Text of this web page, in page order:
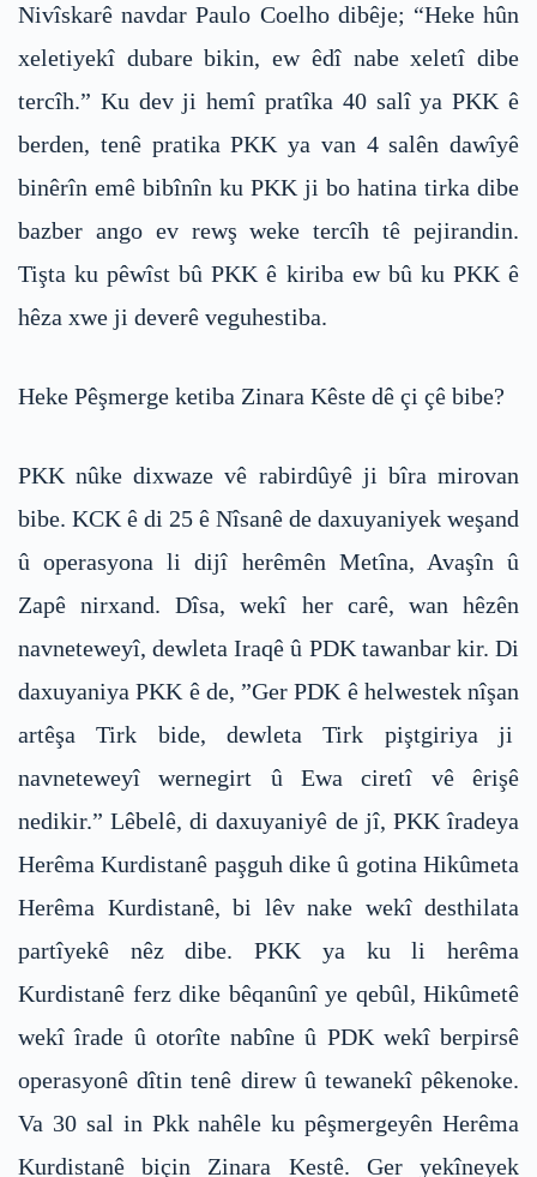
Nivîskarê navdar Paulo Coelho dibêje; “Heke hûn
xeletiyekî dubare bikin, ew êdî nabe xeletî dibe
tercîh.” Ku dev ji hemî pratîka 40 salî ya PKK ê
berden, tenê pratika PKK ya van 4 salên dawîyê
binêrîn emê bibînîn ku PKK ji bo hatina tirka dibe
bazber ango ev rewş weke tercîh tê pejirandin.
Tişta ku pêwîst bû PKK ê kiriba ew bû ku PKK ê
hêza xwe ji deverê veguhestiba.
Heke Pêşmerge ketiba Zinara Kêste dê çi çê bibe?
PKK nûke dixwaze vê rabirdûyê ji bîra mirovan
bibe. KCK ê di 25 ê Nîsanê de daxuyaniyek weşand
û operasyona li dijî herêmên Metîna, Avaşîn û
Zapê nirxand. Dîsa, wekî her carê, wan hêzên
navneteweyî, dewleta Iraqê û PDK tawanbar kir. Di
daxuyaniya PKK ê de, ”Ger PDK ê helwestek nîşan
artêşa Tirk bide, dewleta Tirk piştgiriya ji
navneteweyî wernegirt û Ewa ciretî vê êrişê
nedikir.” Lêbelê, di daxuyaniyê de jî, PKK îradeya
Herêma Kurdistanê paşguh dike û gotina Hikûmeta
Herêma Kurdistanê, bi lêv nake wekî desthilata
partîyekê nêz dibe. PKK ya ku li herêma
Kurdistanê ferz dike bêqanûnî ye qebûl, Hikûmetê
wekî îrade û otorîte nabîne û PDK wekî berpirsê
operasyonê dîtin tenê direw û tewanekî pêkenoke.
Va 30 sal in Pkk nahêle ku pêşmergeyên Herêma
Kurdistanê biçin Zinara Kestê. Ger yekîneyek